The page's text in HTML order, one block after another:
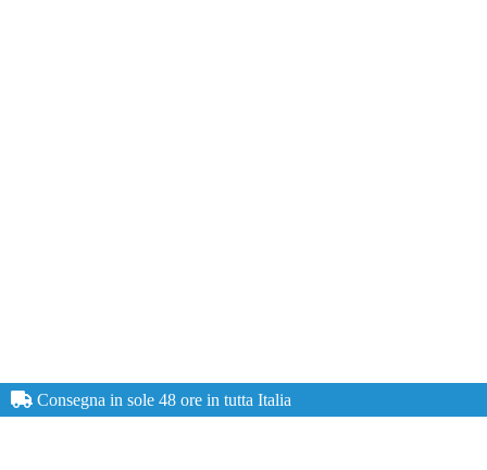
Consegna in sole 48 ore in tutta Italia